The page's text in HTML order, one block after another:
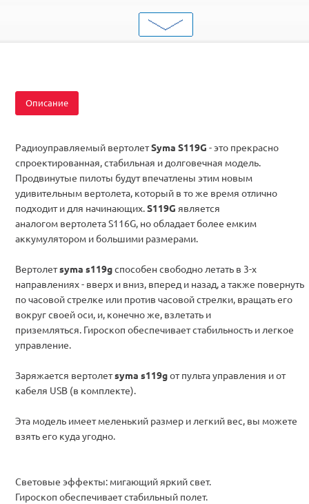
Двухроторные
Описание
Радиоуправляемый вертолетSyma S119G - это прекрасно
спроектированная, стабильная и долговечная модель.
Продвинутые пилоты будут впечатлены этим новым
удивительным вертолета, который в то же время отлично
подходит и для начинающих.S119G является
аналогом вертолета S116G, но обладает более емким
аккумулятором и большими размерами.
Вертолетsyma s119gспособен свободно летать в 3-х
направлениях - вверх и вниз, вперед и назад, а также повернуть
по часовой стрелке или против часовой стрелки, вращать его
вокруг своей оси, и, конечно же, взлетать и
приземляться. Гироскоп обеспечивает стабильность и легкое
управление.
Заряжается вертолетsyma s119gот пульта управления и от
кабеля USB (в комплекте).
Эта модель имеет меленький размер и легкий вес, вы можете
взять его куда угодно.
Световые эффекты: мигающий яркий свет.
Гироскоп обеспечивает стабильный полет.